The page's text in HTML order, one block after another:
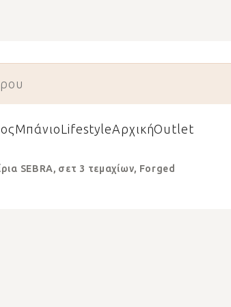
ΜπάνιοLifestyleΑρχικήOutlet
SEBRA, σετ 3 τεμαχίων, Forged